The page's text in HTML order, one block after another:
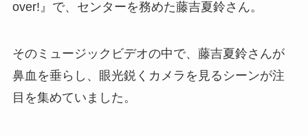
over!』で、センターを務めた藤吉夏鈴さん。
そのミュージックビデオの中で、藤吉夏鈴さんが
鼻血を垂らし、眼光鋭くカメラを見るシーンが注
目を集めていました。